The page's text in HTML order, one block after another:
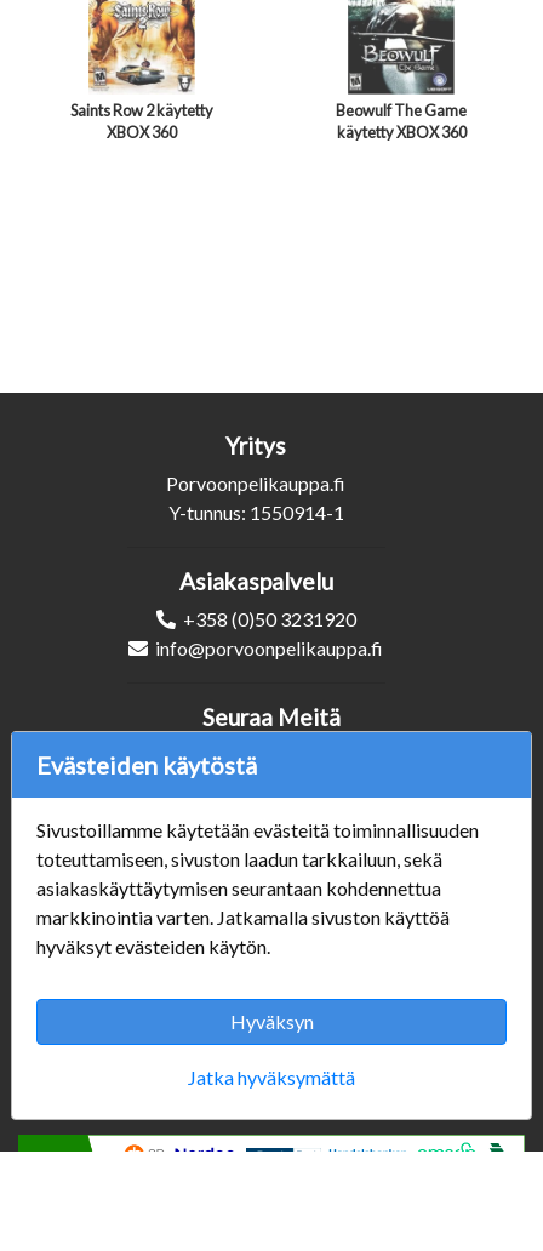
Saints Row 2 käytetty
XBOX 360
Beowulf The Game
käytetty XBOX 360
Yritys
Porvoonpelikauppa.fi
Y-tunnus: 1550914-1
Asiakaspalvelu
+358 (0)50 3231920
info@porvoonpelikauppa.fi
Verkkokauppa
#Yhteiskuntavastuu
#porvoonsithlord
Tilaus- ja toimitusehdot
ALE TUOTTEET
Aukioloajat:
Seuraa Meitä
Evästeiden käytöstä
Sivustoillamme käytetään evästeitä toiminnallisuuden
toteuttamiseen, sivuston laadun tarkkailuun, sekä
asiakaskäyttäytymisen seurantaan kohdennettua
markkinointia varten. Jatkamalla sivuston käyttöä
hyväksyt evästeiden käytön.
Hyväksyn
Jatka hyväksymättä